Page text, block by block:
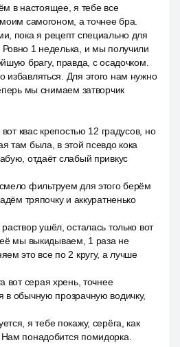
в настоящее, я тебе все
самогоном, а точнее бра.
пока я рецепт специально для
1 неделька, и мы получили
брагу, правда, с осадочком.
избавляться. Для этого нам нужно
мы снимаем затворчик
вот квас крепостью 12 градусов, но
там была, в этой псевдо кока
отдаёт слабый привкус
фильтруем для этого берём
тряпочку и аккуратненько
ушёл, осталась только вот
её мы выкидываем, 1 раза не
это все по 2 кругу, а лучше
вот серая хрень, точнее
в обычную прозрачную водичку,
я тебе покажу, серёга, как
понадобится помидорка.